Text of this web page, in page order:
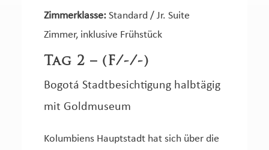
Zimmerklasse:Standard / Jr. Suite
Zimmer, inklusive Frühstück
Tag 2 – (F/-/-)
Bogotá Stadtbesichtigung halbtägig
mit Goldmuseum
Kolumbiens Hauptstadt hat sich über die